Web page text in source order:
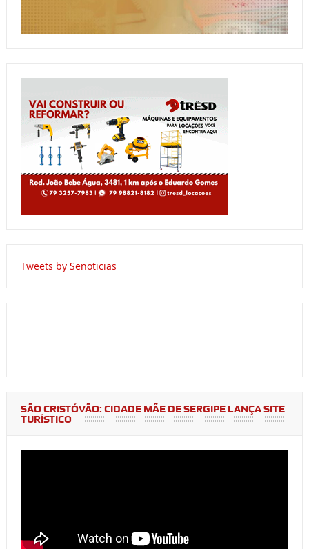
Tweets by Senoticias
SÃO CRISTÓVÃO: CIDADE MÃE DE SERGIPE LANÇA SITE
TURÍSTICO